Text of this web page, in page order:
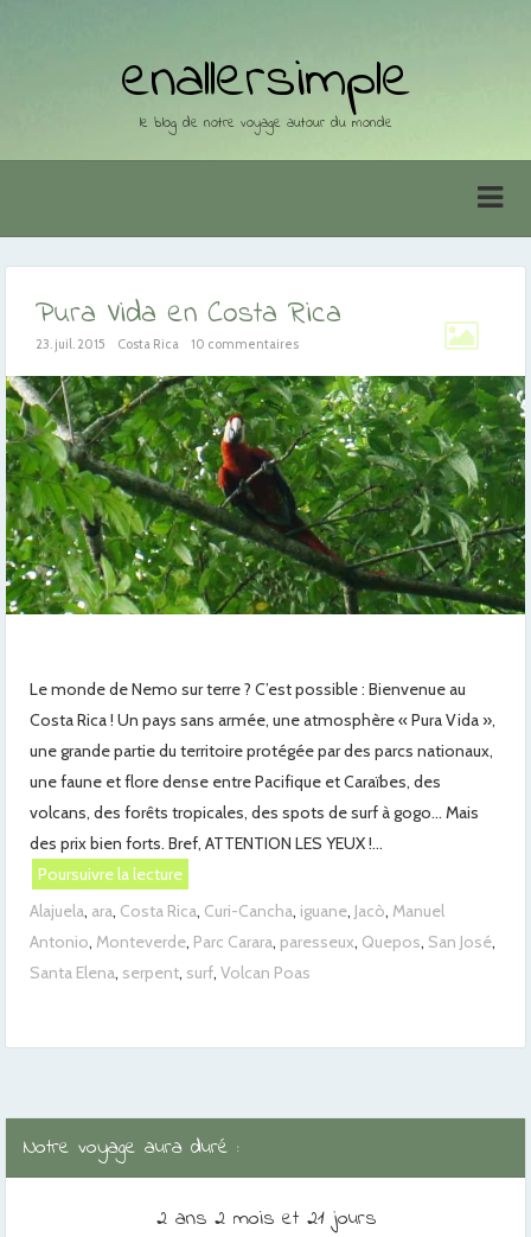
enallersimple
le blog de notre voyage autour du monde
Pura Vida en Costa Rica
23. juil. 2015 Costa Rica 10 commentaires
Le monde de Nemo sur terre ? C’est possible : Bienvenue au
Costa Rica ! Un pays sans armée, une atmosphère « Pura Vida »,
une grande partie du territoire protégée par des parcs nationaux,
une faune et flore dense entre Pacifique et Caraïbes, des
volcans, des forêts tropicales, des spots de surf à gogo… Mais
des prix bien forts. Bref, ATTENTION LES YEUX !...
Poursuivre la lecture
Alajuela, ara, Costa Rica, Curi-Cancha, iguane, Jacò, Manuel
Antonio, Monteverde, Parc Carara, paresseux, Quepos, San José,
Santa Elena, serpent, surf, Volcan Poas
Notre voyage aura duré :
2 ans 2 mois et 21 jours